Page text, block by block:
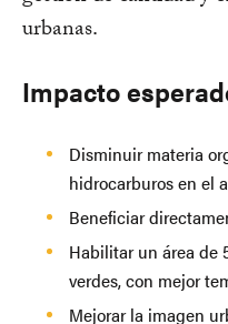
urbanas.
Impacto
Disminuir materia
hidrocarburos en el
Beneficiar
Habilitar un área de
verdes, con mejor
Mejorar la imagen